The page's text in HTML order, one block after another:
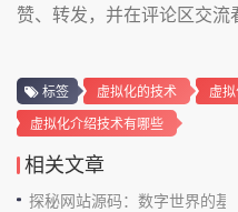
赞、转发，并在评论区交流
标签 虚拟化的技术
虚
虚拟化介绍技术有哪些
相关文章
探秘网站源码：数字世界的基石